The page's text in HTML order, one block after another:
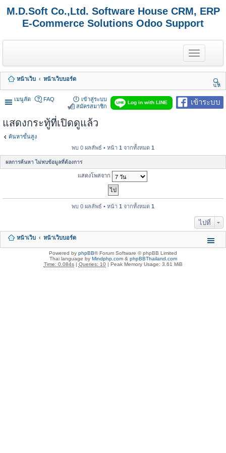
M.D.Soft Co.,Ltd. Software House CRM, ERP
E-Commerce Solutions Odoo Support
T
o
g
e
n
a
n
หน้าเว็บ
หน้าเว็บบอร์ด
นห
า
เมนูลัด
เข้าระบบ
Log in with LINE
FAQ
เข้าสู่ระบบ
สมัครสมาชิก
แสดงกระทู้ที่เปิดดูแล้ว
ค้นหาขั้นสูง
พบ 0 ผลลัพธ์ • หน้า 1 จากทั้งหมด 1
ผลการค้นหา ไม่พบข้อมูลที่ต้องการ
แสดงโพสจาก
พบ 0 ผลลัพธ์ • หน้า 1 จากทั้งหมด 1
ไปที่
หน้าเว็บ หน้าเว็บบอร์ด
Powered by phpBB® Forum Software © phpBB Limited
Thai language by Mindphp.com& phpBBThailand.com
Time: 0.084s| Queries: 10| Peak Memory Usage: 3.61 MiB